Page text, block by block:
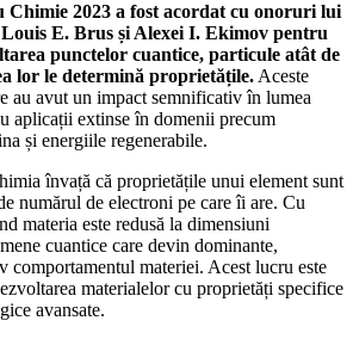
Chimie 2023 a fost acordat cu onoruri lui
E. Brus și Alexei I. Ekimov pentru
punctelor cuantice, particule atât de
lor le determină proprietățile. Aceste
au avut un impact semnificativ în lumea
aplicații extinse în domenii precum
și energiile regenerabile.
învață că proprietățile unui element sunt
numărul de electroni pe care îi are. Cu
materia este redusă la dimensiuni
cuantice care devin dominante,
comportamentul materiei. Acest lucru este
materialelor cu proprietăți specifice
avansate.